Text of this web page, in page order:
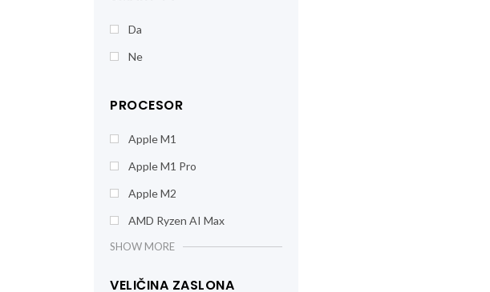
Da
Ne
PROCESOR
Apple M1
Apple M1 Pro
Apple M2
AMD Ryzen AI Max
SHOW MORE
VELIČINA ZASLONA